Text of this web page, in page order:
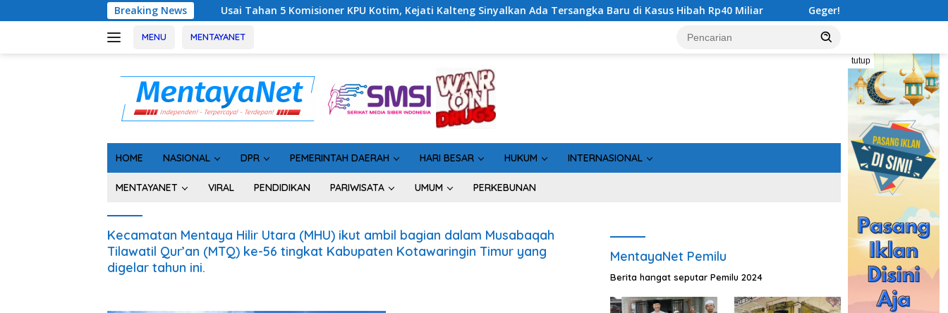
ke
Breaking News
Usai Tahan 5 Komisioner KPU Kotim, Kejati Kalteng Sinyalkan Ada Tersangka Baru di Kasus Hibah Rp40 Miliar Geger! 5 Komisioner KPU Kotim Ditahan
MENU MENTAYANET
tutup
HOME NASIONAL DPR PEMERINTAH DAERAH HARI BESAR HUKUM INTERNASIONAL
MENTAYANET VIRAL PENDIDIKAN PARIWISATA UMUM PERKEBUNAN
Kecamatan Mentaya Hilir Utara (MHU) ikut ambil bagian dalam Musabaqah
Tilawatil Qur’an (MTQ) ke-56 tingkat Kabupaten Kotawaringin Timur yang
digelar tahun ini.
MentayaNet Pemilu
Berita hangat seputar Pemilu 2024